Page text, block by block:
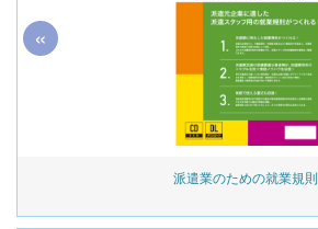
派遣業のための就業規則
«